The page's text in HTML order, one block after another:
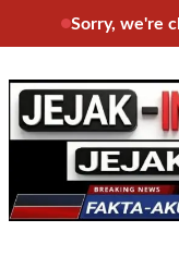
Sorry, we're
to
content